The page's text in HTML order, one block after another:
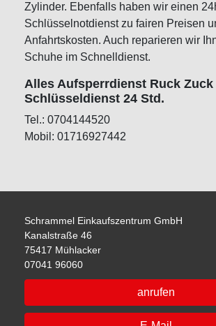
Zylinder. Ebenfalls haben wir einen
Schlüsselnotdienst zu fairen Preisen
Anfahrtskosten. Auch reparieren wir
Schuhe im Schnelldienst.
Alles Aufsperrdienst Ruck Zuck
Schlüsseldienst 24 Std.
Tel.: 0704144520
Mobil: 01716927442
Schrammel Einkaufszentrum GmbH
Kanalstraße 46
75417 Mühlacker
07041 96060
anrufen